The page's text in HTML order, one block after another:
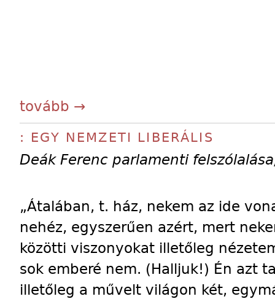
tovább →
: EGY NEMZETI LIBERÁLIS
Deák Ferenc parlamenti
„Átalában, t. ház, nekem az ide
nehéz, egyszerűen azért, mert
közötti viszonyokat illetőleg
sok emberé nem. (Halljuk!) Én azt
illetőleg a művelt világon két,